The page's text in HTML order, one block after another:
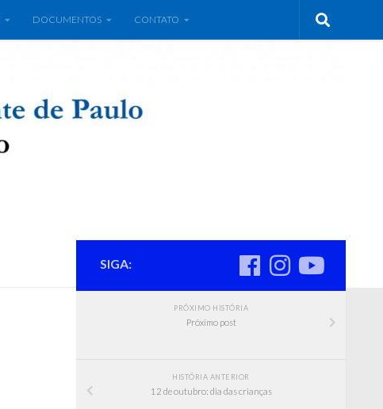
DOCUMENTOS CONTATO
SIGA:
PRÓXIMO HISTÓRIA
Próximo post
HISTÓRIA ANTERIOR
12 de outubro: dia das crianças